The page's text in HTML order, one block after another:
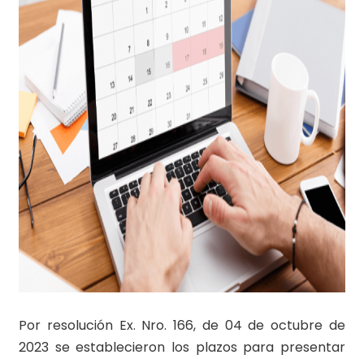
Por resolución Ex. Nro. 166, de 04 de octubre de
2023 se establecieron los plazos para presentar